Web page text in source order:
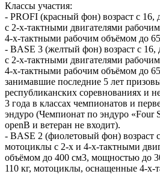
Классы участия:
- PROFI (красный фон) возраст с
с 2-х-тактными двигателями
4-х-тактными рабочим объёмом до
- BASE 3 (желтый фон) возраст с
с 2-х-тактными двигателями
4-х-тактными рабочим объёмом до
занимавшие последние 5 лет
республиканских соревнованиях и
3 года в классах чемпионатов и
эндуро (Чемпионат по эндуро «Four
openB и ветеран не входит).
- BASE 2 (фиолетовый фон) возраст
мотоциклы с 2-х и 4-х-тактными
объёмом до 400 см3, мощностью до
110 кг, мотоциклы, оснащенные 4-х-